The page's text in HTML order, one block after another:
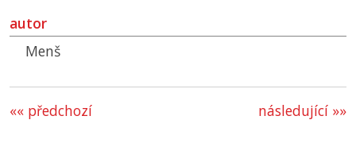
autor
Menš
«« předchozí následující »»